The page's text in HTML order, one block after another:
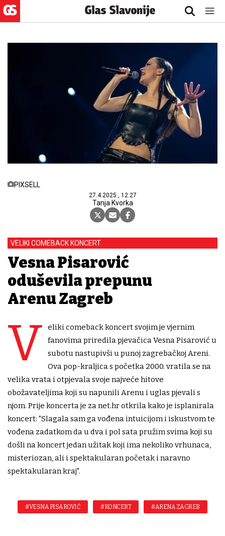
PIXSELL
27.4.2025., 12:27
Tanja Kvorka
VELIKI COMEBACK KONCERT
Vesna Pisarović
oduševila prepunu
Arenu Zagreb
V
eliki comeback koncert svojim je vjernim
fanovima priredila pjevačica Vesna Pisarović u
subotu nastupivši u punoj zagrebačkoj Areni.
Ova pop-kraljica s početka 2000. vratila se na
velika vrata i otpjevala svoje najveće hitove
obožavateljima koji su napunili Arenu i uglas pjevali s
njom. Prije koncerta je za net.hr otkrila kako je isplanirala
koncert: "Slagala sam ga vođena intuicijom i iskustvom te
vođena zadatkom da u dva i pol sata pružim svima koji su
došli na koncert jedan užitak koji ima nekoliko vrhunaca,
misteriozan, ali i spektakularan početak i naravno
spektakularan kraj".
#VESNA PISAROVIĆ #KONCERT #ARENA ZAGREB